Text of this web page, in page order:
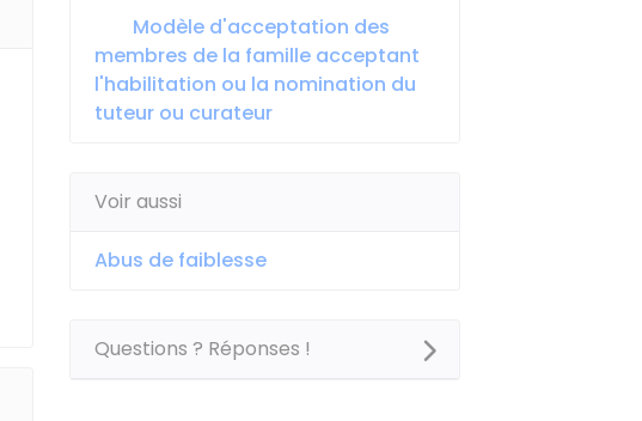
Modèle d'acceptation des
membres de la famille acceptant
l'habilitation ou la nomination du
tuteur ou curateur
Voir aussi
Abus de faiblesse
Questions ? Réponses !